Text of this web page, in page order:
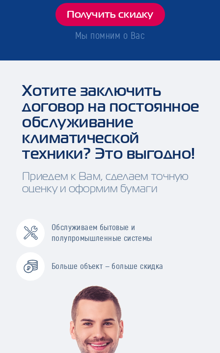
Мы помним о Вас
Получить скидку
Хотите заключить
договор на постоянное
обслуживание
климатической
техники? Это выгодно!
Приедем к Вам, сделаем точную
оценку и оформим бумаги
Обслуживаем бытовые и
полупромышленные системы
Больше объект — больше скидка